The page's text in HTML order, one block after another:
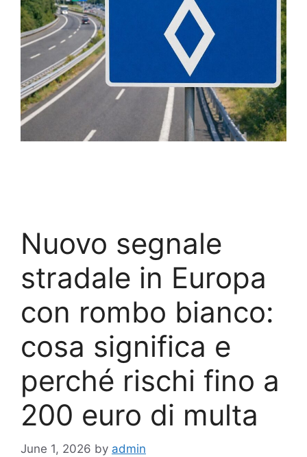
Nuovo segnale
stradale in Europa
con rombo bianco:
cosa significa e
perché rischi fino a
200 euro di multa
June 1, 2026 by admin